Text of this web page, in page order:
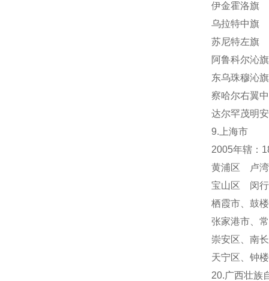
伊金霍洛旗
乌拉特中旗
苏尼特左旗
阿鲁科尔沁
东乌珠穆沁
察哈尔右翼
达尔罕茂明
9.上海市
2005年辖：
黄浦区 卢
宝山区 闵
栖霞市、 鼓
张家港市、
崇安区、南
天宁区
钟
20.广西壮族